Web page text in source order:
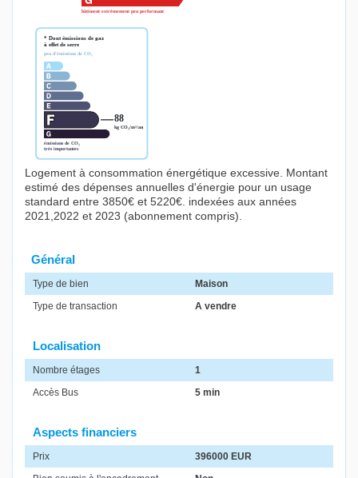
Logement à consommation énergétique excessive. Montant
estimé des dépenses annuelles d'énergie pour un usage
standard entre 3850€ et 5220€. indexées aux années
2021,2022 et 2023 (abonnement compris).
Général
Type de bien
Maison
Type de transaction
A vendre
Localisation
Nombre étages
1
Accès Bus
5 min
Aspects financiers
Prix
396000 EUR